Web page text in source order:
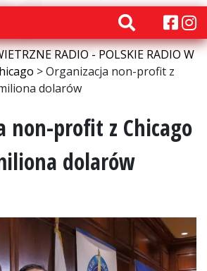
RADIO - POLSKIE RADIO W
>Organizacja non-profit z
dolarów
non-profit z Chicago
dolarów